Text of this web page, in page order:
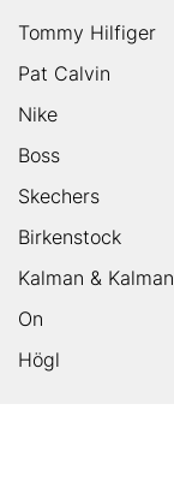
Tommy Hilfiger
Pat Calvin
Nike
Boss
Skechers
Birkenstock
Kalman & Kalman
On
Högl